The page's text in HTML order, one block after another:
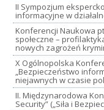
II Sympozjum
informacyjne w
Konferencji Naukowa
społeczne –
nowych zagrożeń
X Ogólnopolska
„Bezpieczeństwo
niejawnych w czasie
II. Międzynarodowa
Security” („Siła i